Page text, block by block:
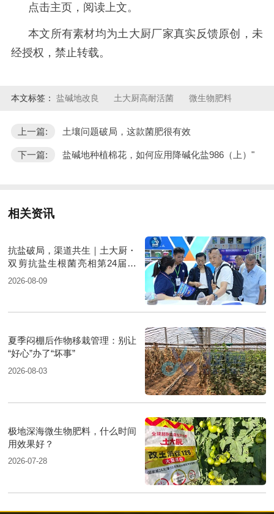
点击主页，阅读上文。
本文所有素材均为土大厨厂家真实反馈原创，未
经授权，禁止转载。
本文标签： 盐碱地改良 土大厨高耐活菌 微生物肥料
上一篇: 土壤问题破局，这款菌肥很有效
下一篇: 盐碱地种植棉花，如何应用降碱化盐986（上）"
相关资讯
抗盐破局，渠道共生｜土大厨・
双剪抗盐生根菌亮相第24届新
疆国际农业博览会
2026-08-09
夏季闷棚后作物移栽管理：别让
“好心”办了“坏事”
2026-08-03
极地深海微生物肥料，什么时间
用效果好？
2026-07-28